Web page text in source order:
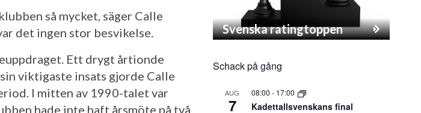
så mycket, säger Calle
det ingen stor besvikelse.
Ett drygt årtionde
viktigaste insats gjorde Calle
I mitten av 1990-talet var
hade inte haft årsmöte på två
Svenska ratingtoppen
Schack på gång
AUG
7
08:00 - 17:00
Kadettallsvenskans final